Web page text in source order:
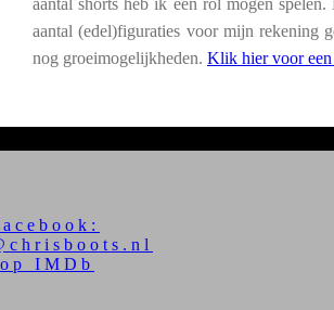
aantal shorts heb ik een rol mogen
aantal (edel)figuraties voor mijn rekening
nog groeimogelijkheden. Klik hier voor
IMDb